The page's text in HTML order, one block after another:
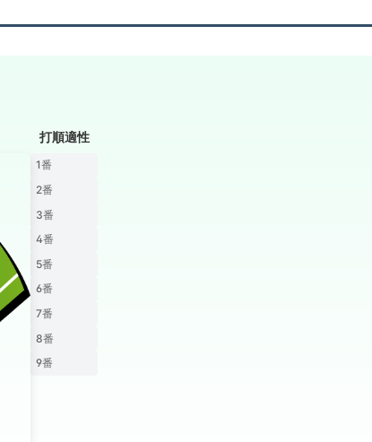
打順適性
1番
2番
3番
4番
5番
6番
7番
8番
9番